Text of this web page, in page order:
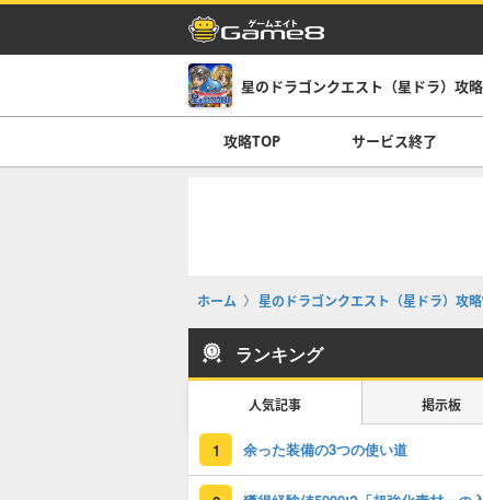
星のドラゴンクエスト（星ドラ）攻
攻略TOP サービス終了
ホーム 星のドラゴンクエスト（星ドラ）攻
ランキング
人気記事 掲示板
1 余った装備の3つの使い道